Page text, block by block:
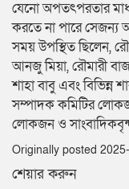
যেনো অপতৎপরতার
করতে না পারে সেজন্য
সময় উপস্থিত ছিলেন,
আনজু মিয়া, রৌমারী
শাহা বাবু এবং বিভিন্ন
সম্পাদক কমিটির
লোকজন ও
Originally posted
শেয়ার করুন